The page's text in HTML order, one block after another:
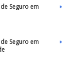
Seguro em
Seguro em